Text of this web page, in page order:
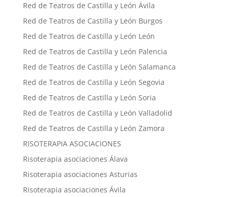
Red de Teatros de Castilla y León Ávila
Red de Teatros de Castilla y León Burgos
Red de Teatros de Castilla y León León
Red de Teatros de Castilla y León Palencia
Red de Teatros de Castilla y León Salamanca
Red de Teatros de Castilla y León Segovia
Red de Teatros de Castilla y León Soria
Red de Teatros de Castilla y León Valladolid
Red de Teatros de Castilla y León Zamora
RISOTERAPIA ASOCIACIONES
Risoterapia asociaciones Álava
Risoterapia asociaciones Asturias
Risoterapia asociaciones Ávila